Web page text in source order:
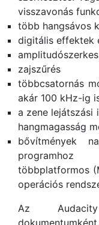
visszavonás
több hangsávos
digitális effektek
zajszűrés
többcsatornás
akár 100 kHz-ig
a zene lejátszási
hangmagasság
bővítmények
programhoz
többplatformos
operációs
Az